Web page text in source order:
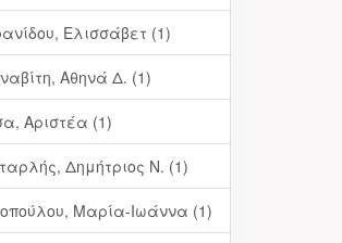
Ελισσάβετ (1)
Αθηνά Δ. (1)
Αριστέα (1)
Δημήτριος Ν. (1)
Μαρία-Ιωάννα (1)